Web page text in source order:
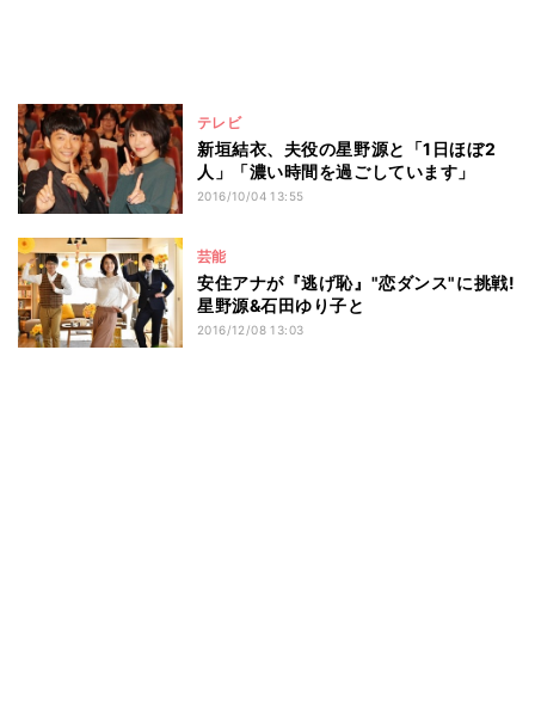
テレビ
新垣結衣、夫役の星野源と「1日ほぼ2
人」「濃い時間を過ごしています」
2016/10/04 13:55
芸能
安住アナが『逃げ恥』"恋ダンス"に挑戦!
星野源&石田ゆり子と
2016/12/08 13:03